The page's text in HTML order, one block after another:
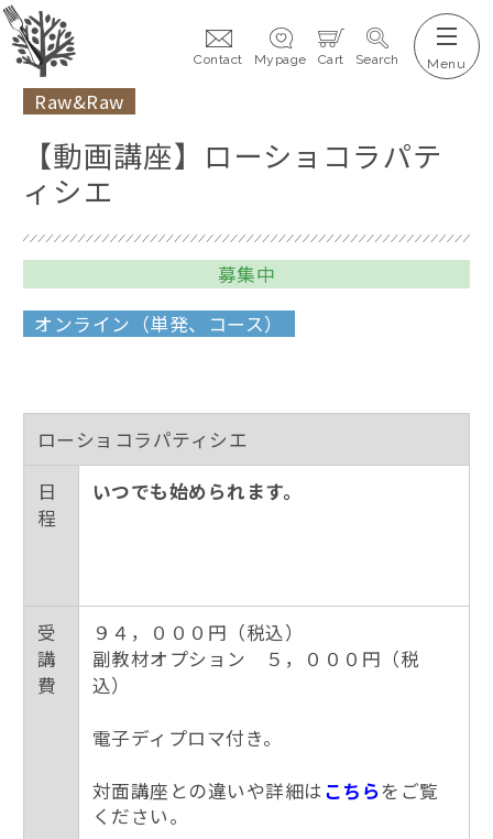
Contact Mypage Cart Search
Raw&Raw
【動画講座】ローショコラパテ
ィシエ
オンライン（単発、コース）
ローショコラパティシエ
日
程
いつでも始められます。
受
講
費
９４，０００円（税込）
副教材オプション ５，０００円（税
込）
電子ディプロマ付き。
対面講座との違いや詳細はこちらをご覧
ください。